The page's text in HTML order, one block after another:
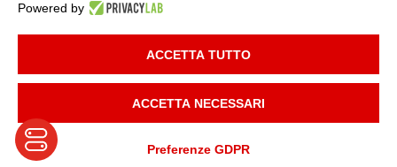
INFORMATIVA PRIVACY
DEVELOPED BYMAILANDER
Powered by
ACCETTA TUTTO
ACCETTA NECESSARI
Preferenze GDPR